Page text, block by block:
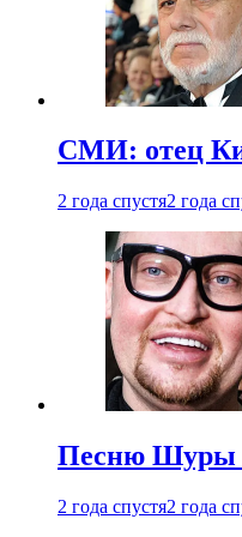
СМИ: отец
2 года спустя2 года
Песню Шуры
2 года спустя2 года